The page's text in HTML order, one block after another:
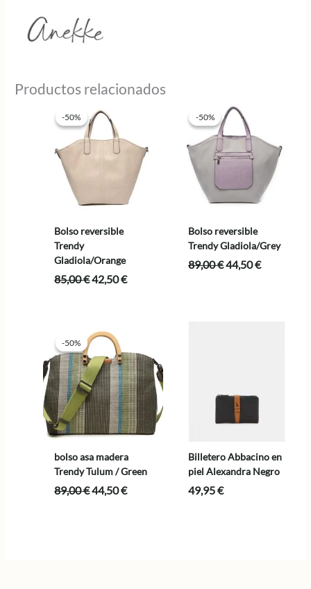
Productos relacionados
-50%
-50%
Bolso reversible
Trendy
Gladiola/Orange
85,00€El
85,00 €.
42,50€El
-50%
-50%
Bolso reversible
Trendy Gladiola/Grey
89,00€El
44,50€El
-50%
-50%
bolso asa madera
Trendy Tulum / Green
89,00€El
44,50€El
Billetero Abbacino en
piel Alexandra Negro
49,95€